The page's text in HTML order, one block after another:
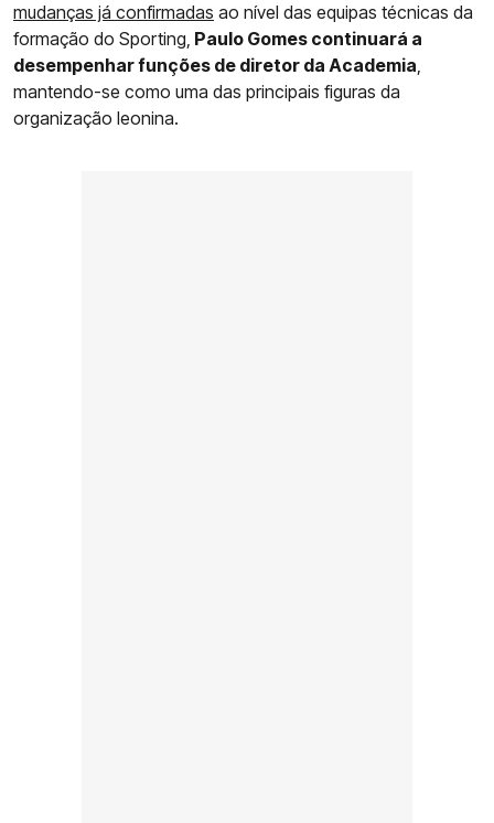
mudanças já confirmadas ao nível das equipas técnicas da
formação do Sporting, Paulo Gomes continuará a
desempenhar funções de diretor da Academia,
mantendo-se como uma das principais figuras da
organização leonina.